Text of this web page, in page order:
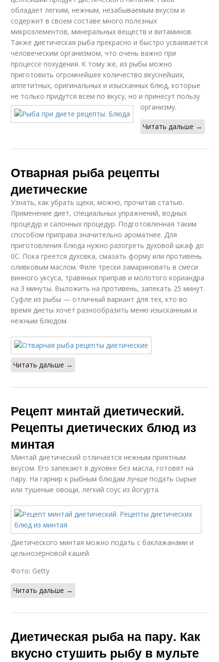
обладает легким, нежным, незабываемым вкусом и
содержит в своем составе много полезных
микроэлементов, минеральных веществ и витаминов.
Также диетическая рыба прекрасно и быстро усваивается
человеческим организмом, что очень важно при
процессе похудения. К тому же, из рыбы можно
приготовить огромнейшее количество вкуснейших,
аппетитных, оригинальных и изысканных блюд, которые
не только придутся всем по вкусу, но и принесут пользу
организму.
Читать дальше →
Отварная рыба рецепты
диетические
Узнать, как убрать щеки, можно, прочитав статью.
Применение диет, специальных упражнений, водных
процедур и салонных процедур. Подготовленная таким
способом приправа значительно ароматнее. Для
приготовления блюда нужно разогреть духовой шкаф до
0C. Пока греется духовка, смазать форму или противень
оливковым маслом. Филе трески замариновать в смеси
винного уксуса, травяных приправ и молотого кориандра
на 3 минуты. Выложить на противень, запекать 25 минут.
Суфле из рыбы — отличный вариант для тех, кто во
время диеты хочет разнообразить меню изысканным и
нежным блюдом.
Читать дальше →
Рецепт минтай диетический.
Рецепты диетических блюд из
минтая
Минтай диетический отличается нежным приятным
вкусом. Его запекают в духовке без масла, готовят на
пару. На гарнир к рыбным блюдам лучше подать сырые
или тушеные овощи, легкий соус из йогурта.
Диетического минтая можно подать с баклажанами и
цельнозерновой кашей.
Фото: Getty
Читать дальше →
Диетическая рыба на пару. Как
вкусно стушить рыбу в мульте